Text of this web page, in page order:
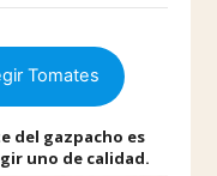
Tomates
del gazpacho es
uno de calidad.